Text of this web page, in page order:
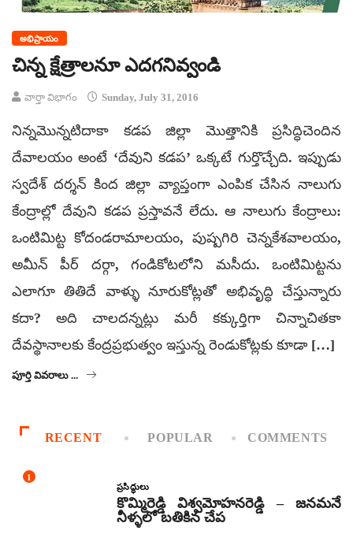
అభిప్రాయం
చిన్న క్షేత్రాలనూ ఎదగనివ్వండి
వార్తా విభాగం Sunday, July 31, 2016
నిన్నమొన్నటిదాకా కడప జిల్లా మొత్తానికి ప్రసిద్ధిచెందిన
దేవాలయం అంటే ‘దేవుని కడప’ ఒక్కటే గుర్తొచ్చేది. ఇప్పుడు
స్వదేశ్ దర్శన్ కింద జిల్లా వ్యాప్తంగా ఎంపిక చేసిన నాలుగు
కేంద్రాల్లో దేవుని కడప ప్రస్తావనే లేదు. ఆ నాలుగు కేంద్రాలు:
ఒంటిమిట్ట కోదండరామాలయం, పుష్పగిరి చెన్నకేశవాలయం,
అమీన్ పీర్ దర్గా, గండికోటలోని మసీదు. ఒంటిమిట్టను
ఎలాగూ తితిదే వాళ్ళు నూరుకోట్లతో అభివృద్ధి చేస్తున్నారు
కదా? అది చాలదన్నట్లు మరీ కక్కుర్తిగా చిన్నాచితకా
దేవస్థానాలకు కేంద్రప్రభుత్వం ఇస్తున్న రెండుకోట్లకు కూడా […]
పూర్తి వివరాలు ...
RECENT POPULAR COMMENTS
1
ప్రసిద్ధులు
కొమ్మిరెడ్డి విశ్వమోహనరెడ్డి – జనమనే
నీళ్ళలో బతికిన చేప